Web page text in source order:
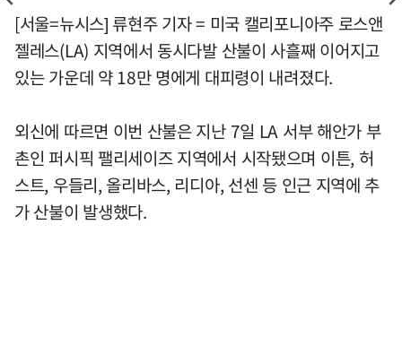
[서울=뉴시스] 류현주 기자 = 미국 캘리포니아주 로스앤
젤레스(LA) 지역에서 동시다발 산불이 사흘째 이어지고
있는 가운데 약 18만 명에게 대피령이 내려졌다.
외신에 따르면 이번 산불은 지난 7일 LA 서부 해안가 부
촌인 퍼시픽 팰리세이즈 지역에서 시작됐으며 이튼, 허
스트, 우들리, 올리바스, 리디아, 선센 등 인근 지역에 추
가 산불이 발생했다.